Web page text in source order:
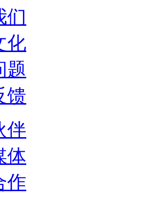
们
化
题
馈
伴
体
作